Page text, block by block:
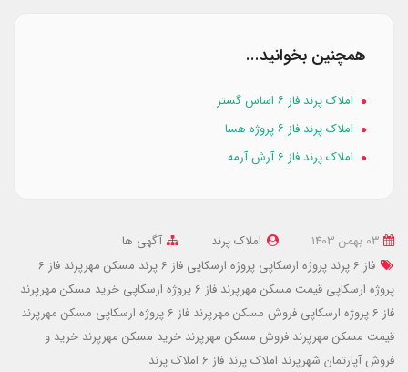
همچنین بخوانید...
املاک پرند فاز ۶ اساس گستر
املاک پرند فاز ۶ پروژه هسا
املاک پرند فاز 6 آرش آرمه
املاک پرند
آگهی ها
فاز 6 پرند پروژه ارسکاپی
پروژه ارسکاپی فاز 6 پرند
مسکن مهرپرند فاز 6
پروژه ارسکاپی قیمت مسکن مهرپرند فاز 6 پروژه ارسکاپی
خرید مسکن مهرپرند
فاز 6 پروژه ارسکاپی
فروش مسکن مهرپرند فاز 6 پروژه ارسکاپی
مسکن مهرپرند
قیمت مسکن مهرپرند فروش مسکن مهرپرند خرید مسکن مهرپرند خرید و
فروش آپارتمان شهرپرند املاک پرند فاز 6 املاک پرند